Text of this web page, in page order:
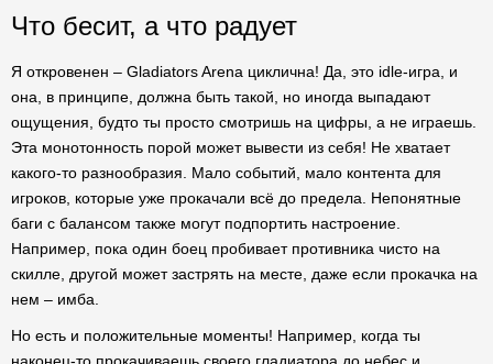
Что бесит, а что радует
Я откровенен – Gladiators Arena циклична! Да, это idle-игра, и
она, в принципе, должна быть такой, но иногда выпадают
ощущения, будто ты просто смотришь на цифры, а не играешь.
Эта монотонность порой может вывести из себя! Не хватает
какого-то разнообразия. Мало событий, мало контента для
игроков, которые уже прокачали всё до предела. Непонятные
баги с балансом также могут подпортить настроение.
Например, пока один боец пробивает противника чисто на
скилле, другой может застрять на месте, даже если прокачка на
нем – имба.
Но есть и положительные моменты! Например, когда ты